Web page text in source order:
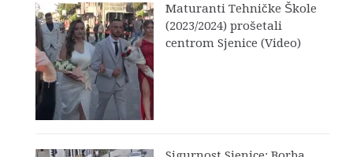
Maturanti Tehničke Škole
(2023/2024) prošetali
centrom Sjenice (Video)